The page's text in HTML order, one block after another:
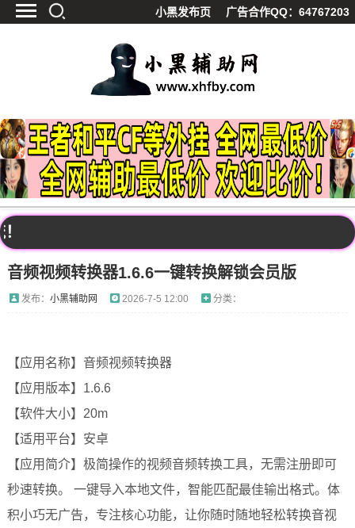
小黑发布页 广告合作QQ：64767203
精品软件
源码分享
资源宝库
影视解析
站内公告
音频视频转换器1.6.6一键转换解锁会员版
发布： 小黑辅助网 2026-7-5 12:00 分类：
【应用名称】音频视频转换器
【应用版本】1.6.6
【软件大小】20m
【适用平台】安卓
【应用简介】极简操作的视频音频转换工具，无需注册即可
秒速转换。 一键导入本地文件，智能匹配最佳输出格式。体
积小巧无广告，专注核心功能，让你随时随地轻松转换音视